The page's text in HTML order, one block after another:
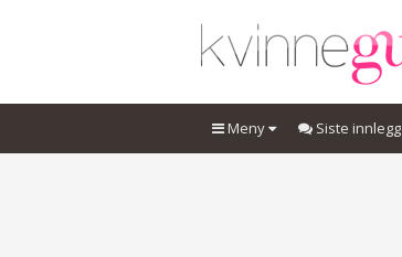
Meny Siste innlegg